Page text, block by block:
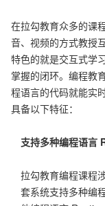
在拉勾教育众多的课
音、视频的方式教授
特色的就是交互式学
掌握的闭环。编程教
程语言的代码就能实
具备以下特征：
支持多种编程语言
拉勾教育编程课程
套系统支持多种编